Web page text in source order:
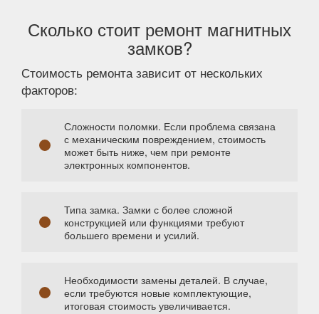
Сколько стоит ремонт магнитных
замков?
Стоимость ремонта зависит от нескольких
факторов:
Сложности поломки. Если проблема связана
с механическим повреждением, стоимость
может быть ниже, чем при ремонте
электронных компонентов.
Типа замка. Замки с более сложной
конструкцией или функциями требуют
большего времени и усилий.
Необходимости замены деталей. В случае,
если требуются новые комплектующие,
итоговая стоимость увеличивается.